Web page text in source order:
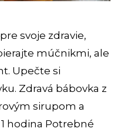
svoje zdravie,
múčnikmi, ale
Upečte si
Zdravá bábovka z
sirupom a
hodina Potrebné